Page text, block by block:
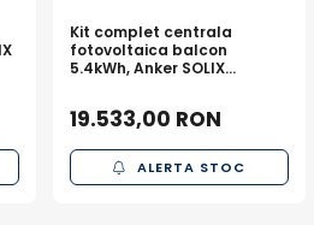
balcon
Kit complet centrala
fotovoltaica balcon
5.4kWh, Anker SOLIX
+ sistem prindere
19.533,00 RON
ALERTA STOC